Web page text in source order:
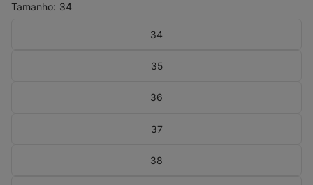
Tamanho: 34
34
35
36
37
38